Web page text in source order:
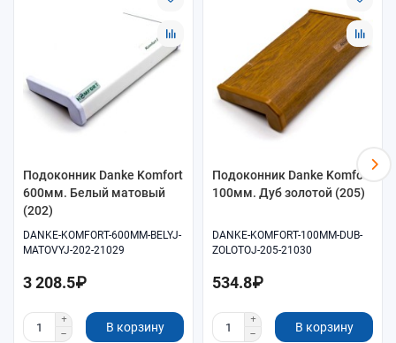
Подоконник Danke Komfort
600мм. Белый матовый
(202)
DANKE-KOMFORT-600MM-BELYJ-
MATOVYJ-202-21029
3 208.5₽
В корзину
Подоконник Danke Komfort
100мм. Дуб золотой (205)
DANKE-KOMFORT-100MM-DUB-
ZOLOTOJ-205-21030
534.8₽
В корзину